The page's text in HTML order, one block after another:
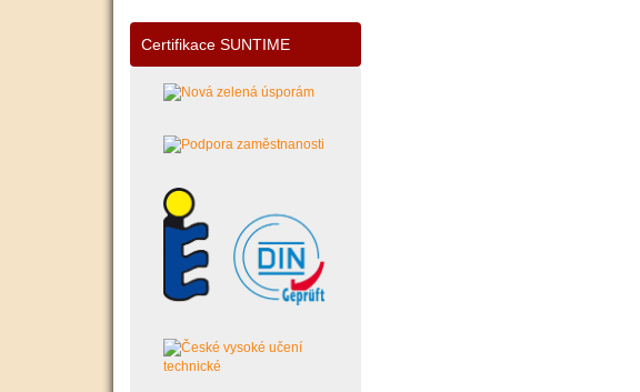
Certifikace SUNTIME